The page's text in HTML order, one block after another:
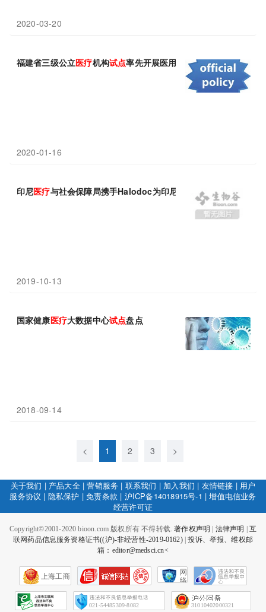
2020-03-20
福建省三级公立医疗机构试点率先开展医用耗材集中带量采购
2020-01-16
印尼医疗与社会保障局携手Halodoc为印尼 提供平等 医疗
2019-10-13
国家健康医疗大数据中心试点盘点
2018-09-14
< 1 2 3 >
关于我们 | 产品大全|营销服务 | 联系我们 | 加入我们 | 友情链接 | 用户
服务协议 | 隐私保护 |免责条款 | 沪ICP备14018915号-1 |增值电信业务
经营许可证
Copyright©2001-2020 bioon.com 版权所有 不得转载.著作权声明 法律声明
互
联网药品信息服务资格证书((沪)-非经营性-2019-0162)|投诉、举报、维权邮
箱：editor@medsci.cn<
上海工商
网
络
会
征
021-54485309-8082 31010402000321